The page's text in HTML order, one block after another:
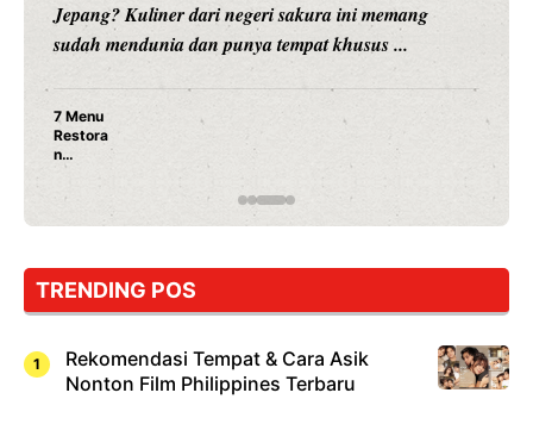
Jepang? Kuliner dari negeri sakura ini memang
sudah mendunia dan punya tempat khusus ...
7 Menu
Restora
n
Jepang
yang
Dicoba,
Cuma
Sushi!
TRENDING POS
Rekomendasi Tempat & Cara Asik
Nonton Film Philippines Terbaru